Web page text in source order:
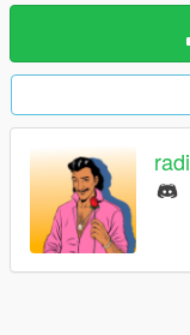
radi